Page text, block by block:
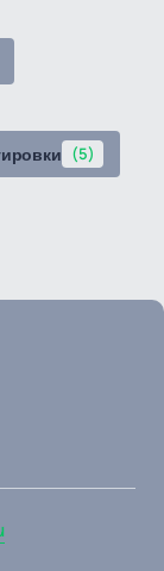
(5)